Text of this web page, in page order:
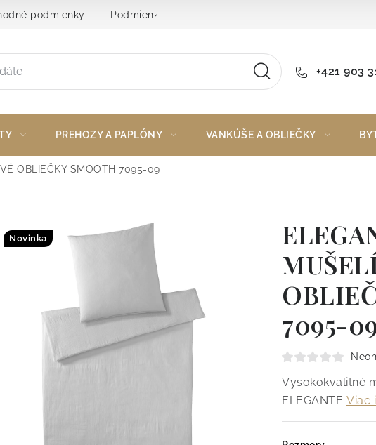
podmienky Podmienky ochrany osobných údajov
+421 903
PREHOZY A PAPLÓNY VANKÚŠE A OBLIEČKY
OBLIEČKY SMOOTH 7095-09
7095-
Vysokokvalitné
ELEGANTE Viac
Novinka